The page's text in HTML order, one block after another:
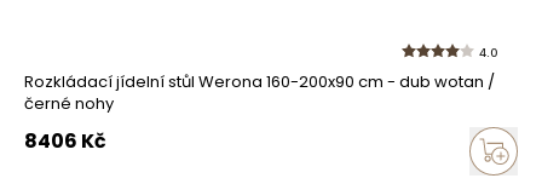
4.0
Rozkládací jídelní stůl Werona 160-200x90 cm - dub wotan /
černé nohy
8406 Kč